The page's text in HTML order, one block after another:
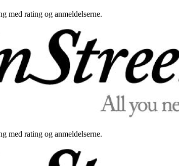
med rating og anmeldelserne.
med rating og anmeldelserne.